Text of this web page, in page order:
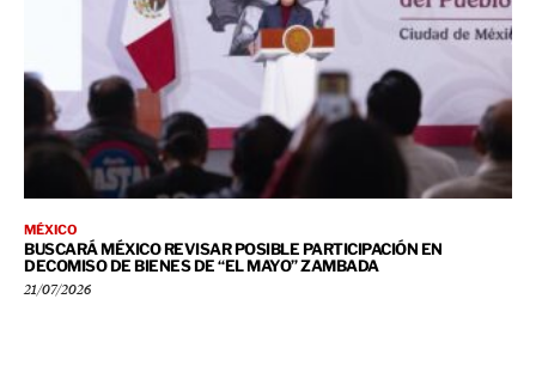
MÉXICO
BUSCARÁ MÉXICO REVISAR POSIBLE PARTICIPACIÓN EN
DECOMISO DE BIENES DE “EL MAYO” ZAMBADA
21/07/2026